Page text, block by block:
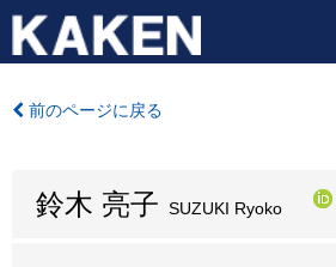
前のページに戻る
鈴木 亮子 SUZUKI Ryoko